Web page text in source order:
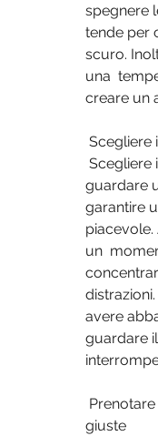
spegnere
tende per
scuro.
una
creare un
Scegliere
guardare
garantire
piacevole.
un
avere
guardare
giuste